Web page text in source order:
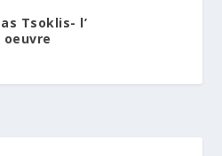
Tsoklis- l’